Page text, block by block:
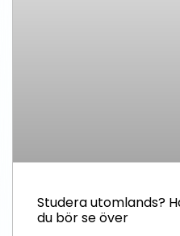
Studera utomlands?
du bör se över